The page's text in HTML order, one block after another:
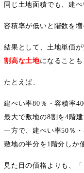
同じ土地面積でも、建
容積率が低いと階数を
結果として、土地単価が
割高な土地になることも
たとえば、
建ぺい率80 ％・容積率
最大で敷地の8割を4 階
一方で、建ぺい率50 ％
敷地の半分を 1 階分しか
見た目の価格よりも、